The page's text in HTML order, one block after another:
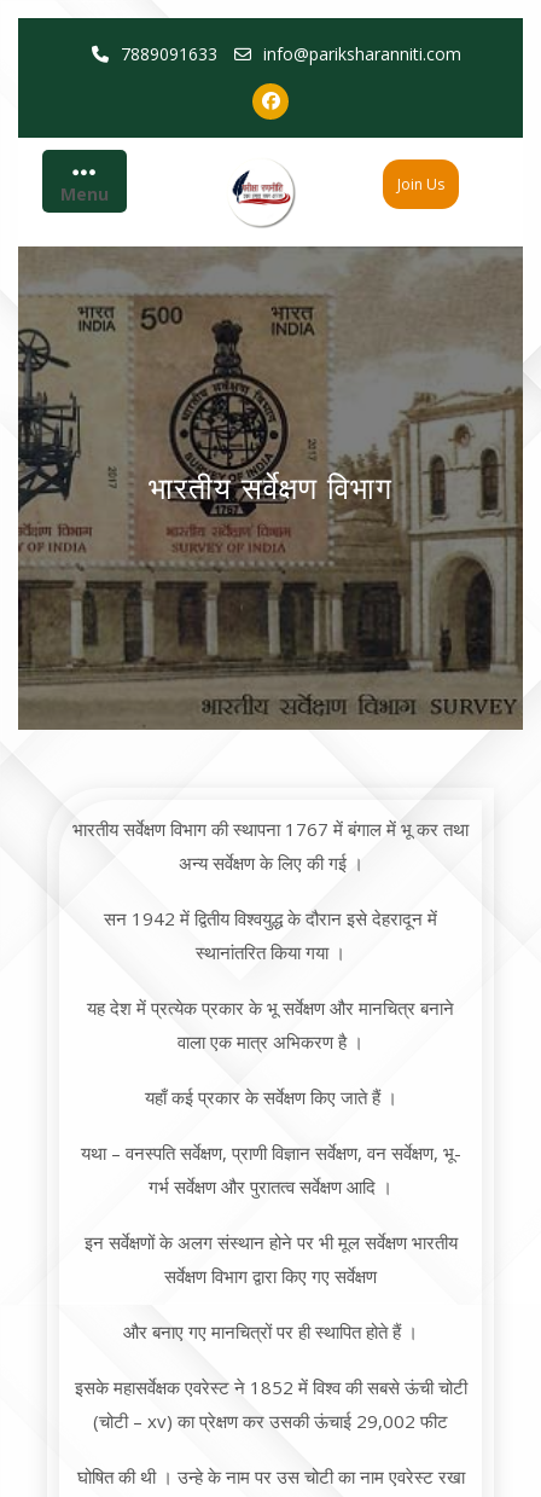
7889091633 info@pariksharanniti.com
Menu Join Us
भारतीय सर्वेक्षण विभाग
भारतीय सर्वेक्षण विभाग की स्थापना 1767 में बंगाल में भू कर तथा
अन्य सर्वेक्षण के लिए की गई ।
सन 1942 में द्वितीय विश्वयुद्ध के दौरान इसे देहरादून में
स्थानांतरित किया गया ।
यह देश में प्रत्येक प्रकार के भू सर्वेक्षण और मानचित्र बनाने
वाला एक मात्र अभिकरण है ।
यहाँ कई प्रकार के सर्वेक्षण किए जाते हैं ।
यथा – वनस्पति सर्वेक्षण, प्राणी विज्ञान सर्वेक्षण, वन सर्वेक्षण, भू-
गर्भ सर्वेक्षण और पुरातत्व सर्वेक्षण आदि ।
इन सर्वेक्षणों के अलग संस्थान होने पर भी मूल सर्वेक्षण भारतीय
सर्वेक्षण विभाग द्वारा किए गए सर्वेक्षण
और बनाए गए मानचित्रों पर ही स्थापित होते हैं ।
इसके महासर्वेक्षक एवरेस्ट ने 1852 में विश्व की सबसे ऊंची चोटी
(चोटी – xv) का प्रेक्षण कर उसकी ऊंचाई 29,002 फीट
घोषित की थी । उन्हे के नाम पर उस चोटी का नाम एवरेस्ट रखा